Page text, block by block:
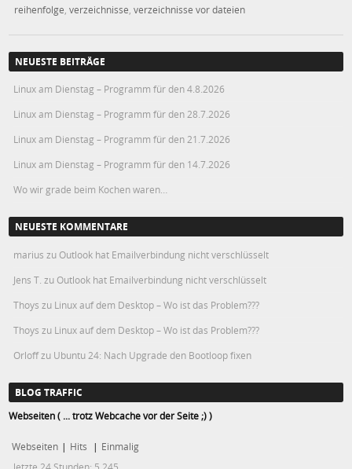
reihenfolge ,verzeichnisse ,verzeichnisse vor dateien
NEUESTE BEITRÄGE
Linux am Dienstag – Programm für den 4.8.2026
Linux am Dienstag – Programm für den 28.7.2026
Linux am Dienstag – Programm für den 21.7.2026
Linux am Dienstag – Programm für den 14.7.2026
Wo wir grade beim Kochen waren…
NEUESTE KOMMENTARE
marius zu Outlook hat Emailverbindung nicht verschlüsselt
Jens T. zu Outlook hat Emailverbindung nicht verschlüsselt
Thoys zu Linux auf dem Desktop – Wo ist das Problem???
Thoys zu Linux auf dem Desktop – Wo ist das Problem???
Orloffzu Ubuntu 24: Nach Upgrade den Bootloop fixen
BLOG TRAFFIC
Webseiten ( ... trotz Webcache vor der Seite ;) )
Webseiten | Hits | Einmalig
letzte 24 Stunden: 5.245